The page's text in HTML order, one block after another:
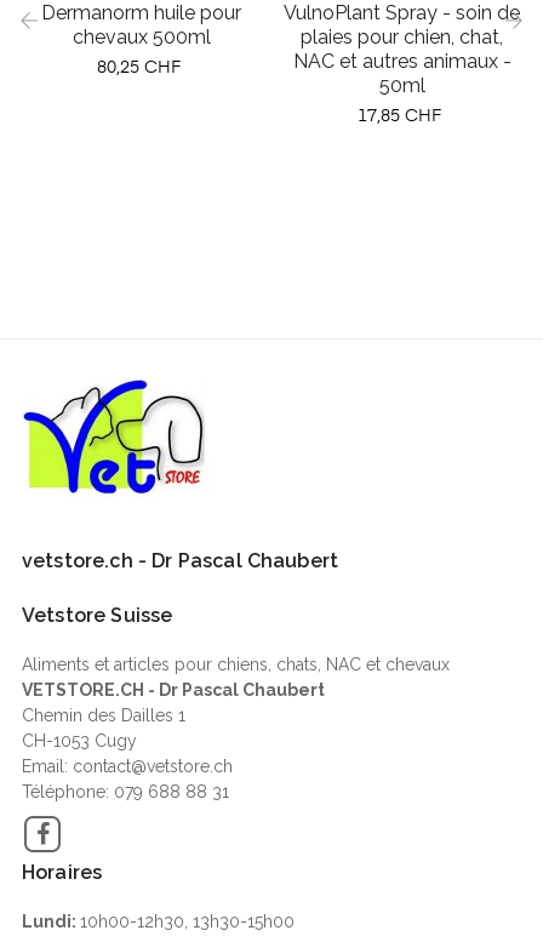
Dermanorm huile pour
chevaux 500ml
Prix
80,25 CHF
VulnoPlant Spray - soin de
plaies pour chien, chat,
NAC et autres animaux -
50ml
Prix
17,85 CHF
vetstore.ch - Dr Pascal Chaubert
Vetstore Suisse
Aliments et articles pour chiens, chats, NAC et chevaux
VETSTORE.CH - Dr Pascal Chaubert
Chemin des Dailles 1
CH-1053 Cugy
Email: contact@vetstore.ch
Téléphone: 079 688 88 31
Horaires
Lundi: 10h00-12h30, 13h30-15h00